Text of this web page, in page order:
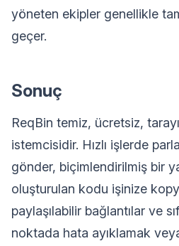
yöneten ekipler genellikle
geçer.
Sonuç
ReqBin temiz, ücretsiz,
istemcisidir. Hızlı işlerde
gönder, biçimlendirilmiş bir
oluşturulan kodu işinize
paylaşılabilir bağlantılar ve
noktada hata ayıklamak